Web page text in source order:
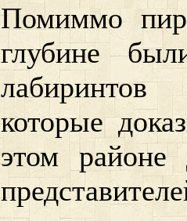
Помиммо
глубине
которые
этом районе